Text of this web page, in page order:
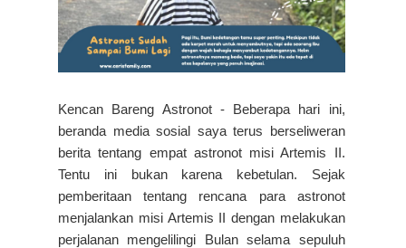
Kencan Bareng Astronot - Beberapa hari ini,
beranda media sosial saya terus berseliweran
berita tentang empat astronot misi Artemis II.
Tentu ini bukan karena kebetulan. Sejak
pemberitaan tentang rencana para astronot
menjalankan misi Artemis II dengan melakukan
perjalanan mengelilingi Bulan selama sepuluh